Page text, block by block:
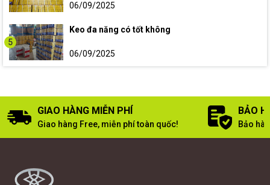
06/09/2025
5
Keo đa năng có tốt không
06/09/2025
GIAO HÀNG MIỄN PHÍ
Giao hàng Free, miễn phí toàn quốc!
BẢO
Bảo